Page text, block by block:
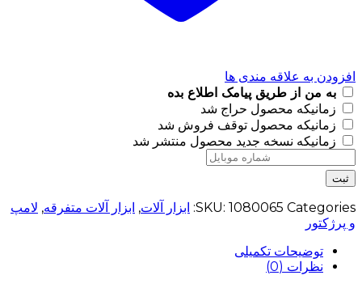
افزودن به علاقه مندی ها
به من از طریق پیامک اطلاع بده
زمانیکه محصول حراج شد
زمانیکه محصول توقف فروش شد
زمانیکه نسخه جدید محصول منتشر شد
ثبت
SKU: 1080065 Categories: ابزار آلات, ابزار آلات متفرقه, لامپ
و پرژکتور
توضیحات تکمیلی
نظرات (0)